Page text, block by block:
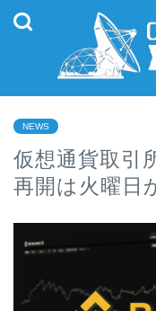
NEWS
仮想通貨取引
再開は火曜日